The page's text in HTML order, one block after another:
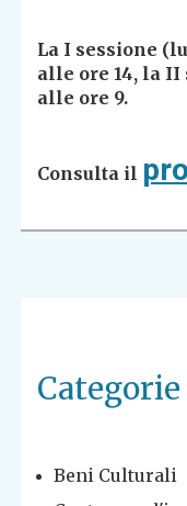
La I sessione
alle ore 14, la II
alle ore 9.
Consulta il
Categorie
Beni Culturali